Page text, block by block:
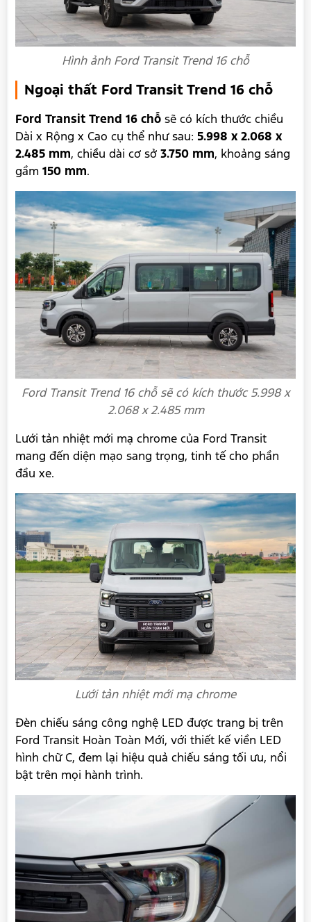
Hình ảnh Ford Transit Trend 16 chỗ
Ngoại thất Ford Transit Trend 16 chỗ
Ford Transit Trend 16 chỗ sẽ có kích thước chiều
Dài x Rộng x Cao cụ thể như sau: 5.998 x 2.068 x
2.485 mm, chiều dài cơ sở 3.750 mm, khoảng sáng
gầm 150 mm.
Ford Transit Trend 16 chỗ sẽ có kích thước 5.998 x
2.068 x 2.485 mm
Lưới tản nhiệt mới mạ chrome của Ford Transit
mang đến diện mạo sang trọng, tinh tế cho phần
đầu xe.
Lưới tản nhiệt mới mạ chrome
Đèn chiếu sáng công nghệ LED được trang bị trên
Ford Transit Hoàn Toàn Mới, với thiết kế viền LED
hình chữ C, đem lại hiệu quả chiếu sáng tối ưu, nổi
bật trên mọi hành trình.